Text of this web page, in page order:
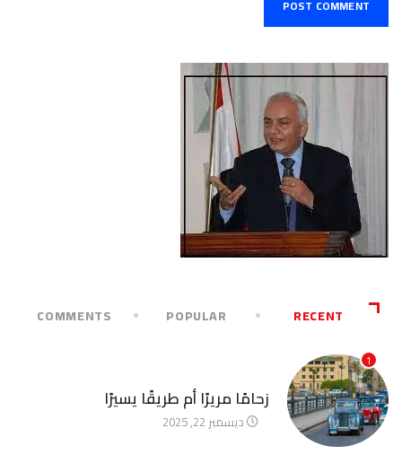
RECENT
POPULAR
COMMENTS
1
زحامًا مريرًا أم طريقًا يسيرًا
ديسمبر 22, 2025